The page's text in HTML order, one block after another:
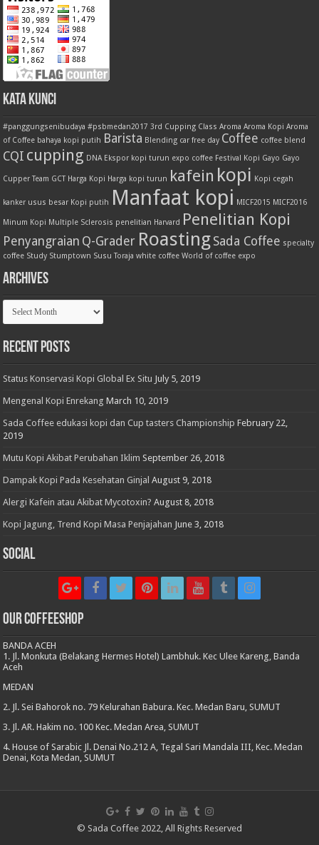
Kata Kunci
#panggungsenibudaya #psbmedan2017 3rd Cupping Class Aroma Aroma Kopi Aroma
of Coffee bahaya kopi putih Barista Blending car free day Coffee coffee blend
CQI cupping DNA Ekspor kopi turun expo coffee Festival Kopi Gayo Gayo
Cupper Team GCT Harga Kopi Harga kopi turun kafein kopi Kopi cegah
kanker usus besar Kopi putih Manfaat kopi MICF2015 MICF2016
Minum Kopi Multiple Sclerosis penelitian Harvard Penelitian Kopi
Penyangraian Q-Grader Roasting Sada Coffee specialty
coffee Study Stumptown Susu Toraja white coffee World of coffee expo
Archives
Archives
Recent Posts
Status Konservasi Kopi Global Ex Situ July 5, 2019
Mengenal Kopi Enrekang March 10, 2019
Sada Coffee edukasi kopi dan Cup tasters Championship February 22,
2019
Mutu Kopi Akibat Perubahan Iklim September 26, 2018
Dampak Kopi Pada Kesehatan Ginjal August 9, 2018
Alergi Kafein atau Akibat Mycotoxin? August 8, 2018
Kopi Jagung, Trend Kopi Masa Penjajahan June 3, 2018
Social
Our CoffeeShop
BANDA ACEH
1. Jl. Monkuta (Belakang Hermes Hotel) Lambhuk. Kec Ulee Kareng, Banda
Aceh
MEDAN
2. Jl. Sei Bahorok no. 79 Kelurahan Babura. Kec. Medan Baru, SUMUT
3. Jl. AR. Hakim no. 100 Kec. Medan Area, SUMUT
4. House of Sarabic Jl. Denai No.212 A, Tegal Sari Mandala III, Kec. Medan
Denai, Kota Medan, SUMUT
© Sada Coffee 2022, All Rights Reserved